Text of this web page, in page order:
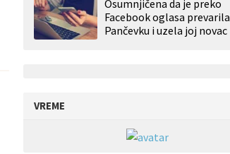
Osumnjičena da je preko
Facebook oglasa prevarila
Pančevku i uzela joj novac
VREME